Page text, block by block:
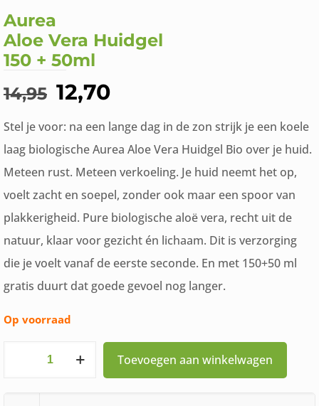
Aurea
Aloe Vera Huidgel
150 + 50ml
14,95 Oorspronkelijke
was:
€14,95.
12,70Huidige
is:
€12,70.
Stel je voor: na een lange dag in de zon strijk je een koele
laag biologische Aurea Aloe Vera Huidgel Bio over je huid.
Meteen rust. Meteen verkoeling. Je huid neemt het op,
voelt zacht en soepel, zonder ook maar een spoor van
plakkerigheid. Pure biologische aloë vera, recht uit de
natuur, klaar voor gezicht én lichaam. Dit is verzorging
die je voelt vanaf de eerste seconde. En met 150+50 ml
gratis duurt dat goede gevoel nog langer.
Op voorraad
Toevoegen aan winkelwagen